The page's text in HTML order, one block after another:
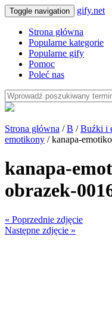
Toggle navigation gify.net
Strona główna
Popularne kategorie
Popularne gify
Pomoc
Poleć nas
Strona główna /B /Buźki i
emotikony / kanapa-
kanapa-
obrazek-
« Poprzednie zdjęcie
Następne zdjęcie »